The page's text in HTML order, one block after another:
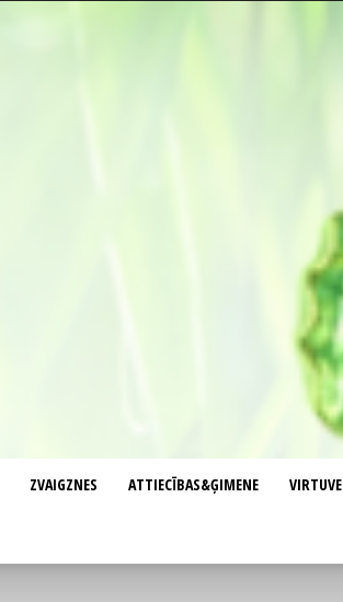
ZVAIGZNES ATTIECĪBAS&ĢIMENE VIRTUVE